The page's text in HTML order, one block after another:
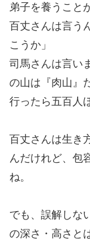
弟子を養うこと
百丈さんは言う
こうか」
司馬さんは言い
の山は『肉山』
行ったら五百人
百丈さんは生き
んだけれど、包
ね。
でも、誤解しな
の深さ・高さと